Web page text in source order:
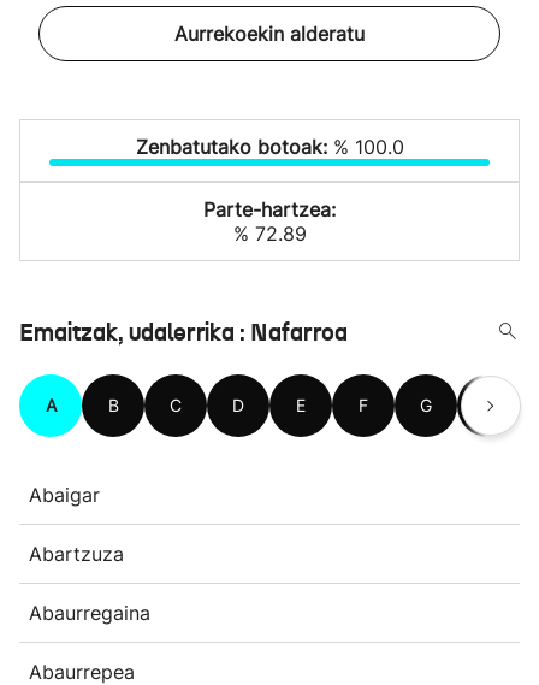
Aurrekoekin alderatu
Zenbatutako botoak: % 100.0
Parte-hartzea:
% 72.89
Emaitzak, udalerrika : Nafarroa
A B C D E F G H
Abaigar
Abartzuza
Abaurregaina
Abaurrepea